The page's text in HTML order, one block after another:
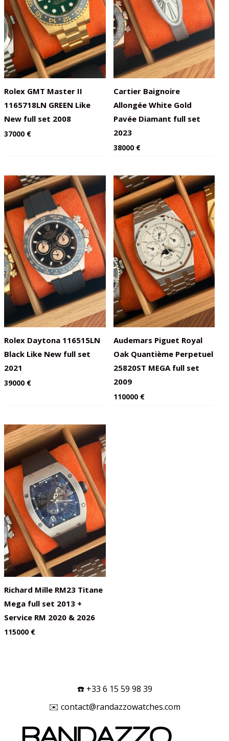
Rolex GMT Master II
1165718LN GREEN Like
New full set 2008
37000 €
Cartier Baignoire
Allongée White Gold
Pavée Diamant full set
2023
38000 €
Rolex Daytona 116515LN
Black Like New full set
2021
39000 €
Audemars Piguet Royal
Oak Quantième Perpetuel
25820ST MEGA full set
2009
110000 €
Richard Mille RM23 Titane
Mega full set 2013 +
Service RM 2020 & 2026
115000 €
☎️ +33 6 15 59 98 39
✉️ contact@randazzowatches.com